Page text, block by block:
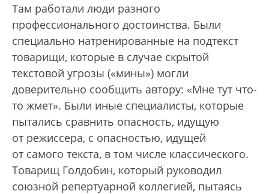
Там работали люди разного
профессионального достоинства. Были
специально натренированные на подтекст
товарищи, которые в случае скрытой
текстовой угрозы («мины») могли
доверительно сообщить автору: «Мне тут что-
то жмет». Были иные специалисты, которые
пытались сравнить опасность, идущую
от режиссера, с опасностью, идущей
от самого текста, в том числе классического.
Товарищ Голдобин, который руководил
союзной репертуарной коллегией, пытаясь